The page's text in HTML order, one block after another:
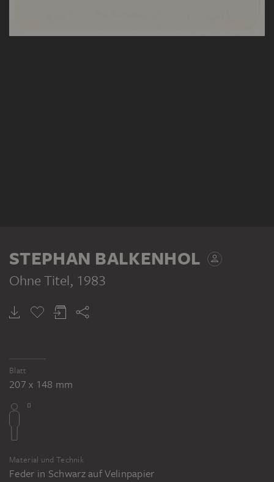
STEPHAN BALKENHOL
Ohne Titel, 1983
Blatt
207 x 148 mm
Material und Technik
Feder in Schwarz auf Velinpapier